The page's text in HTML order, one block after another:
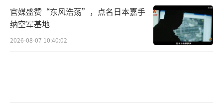
官媒盛赞“东风浩荡”，点名日本嘉手
纳空军基地
2026-08-07 10:40:02